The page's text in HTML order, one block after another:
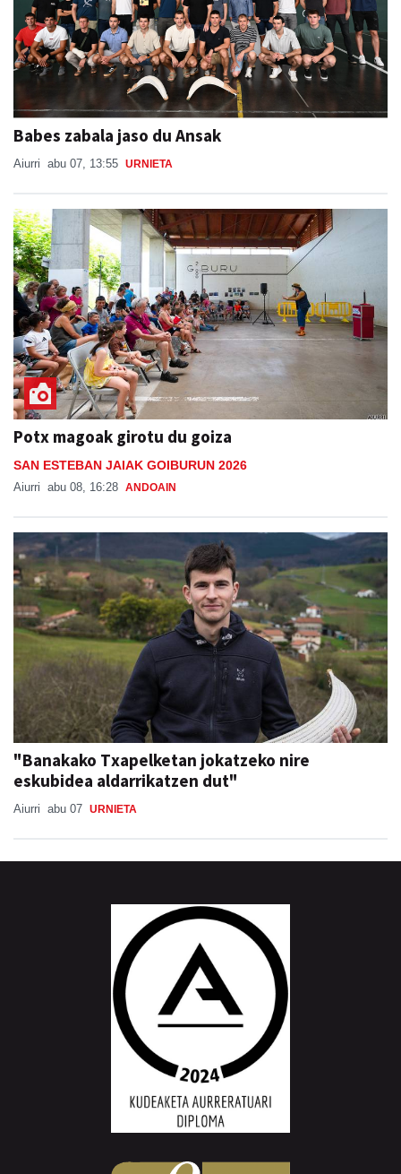
Babes zabala jaso du Ansak
Aiurri abu 07, 13:55 URNIETA
Potx magoak girotu du goiza
SAN ESTEBAN JAIAK GOIBURUN 2026
Aiurri abu 08, 16:28 ANDOAIN
"Banakako Txapelketan jokatzeko nire
eskubidea aldarrikatzen dut"
Aiurri abu 07 URNIETA